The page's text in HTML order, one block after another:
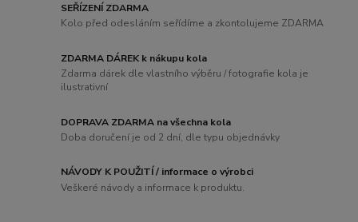
SEŘÍZENÍ ZDARMA
Kolo před odesláním seřídíme a zkontolujeme ZDARMA
ZDARMA DÁREK k nákupu kola
Zdarma dárek dle vlastního výběru / fotografie kola je
ilustrativní
DOPRAVA ZDARMA na všechna kola
Doba doručení je od 2 dní, dle typu objednávky
NÁVODY K POUŽITÍ / informace o výrobci
Veškeré návody a informace k produktu.